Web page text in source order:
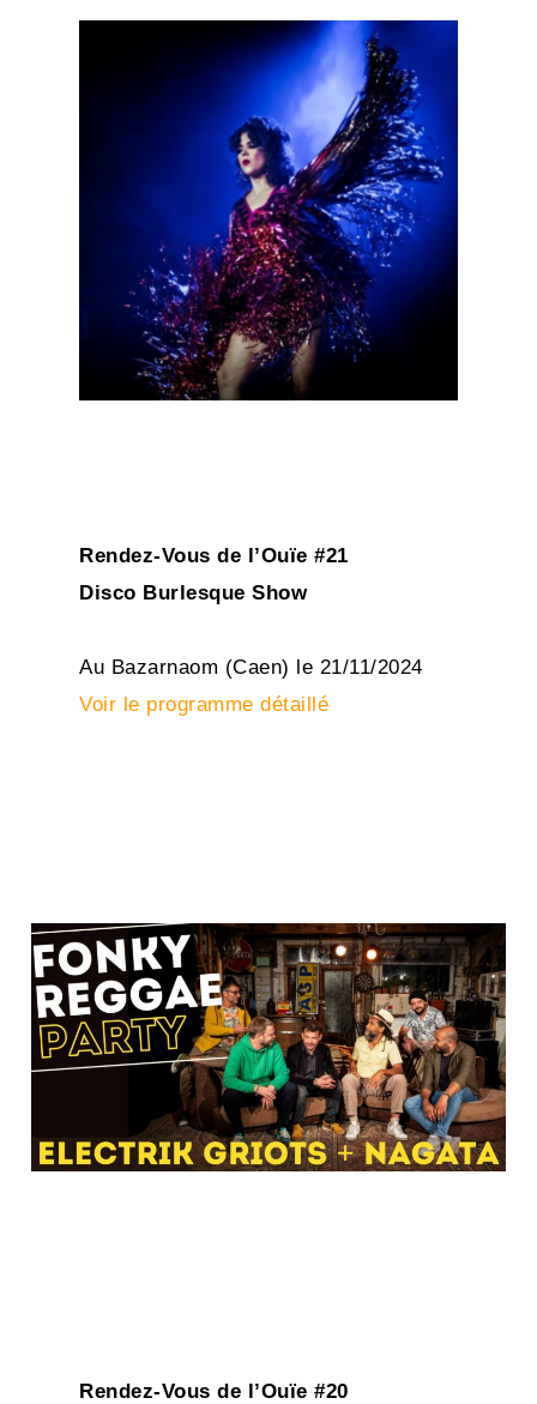
Rendez-Vous de l’Ouïe #21
Disco Burlesque Show
Au Bazarnaom (Caen) le 21/11/2024
Voir le programme détaillé
Rendez-Vous de l’Ouïe #20